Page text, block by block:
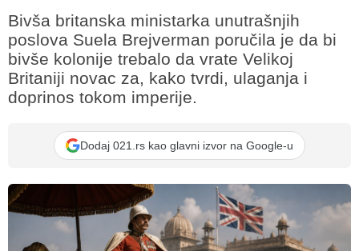
Bivša britanska ministarka unutrašnjih
poslova Suela Brejverman poručila je da bi
bivše kolonije trebalo da vrate Velikoj
Britaniji novac za, kako tvrdi, ulaganja i
doprinos tokom imperije.
Dodaj 021.rs kao glavni izvor na Google-u